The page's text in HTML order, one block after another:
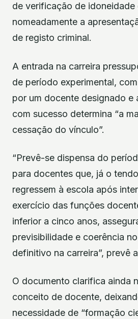
de verificação de idoneidade
nomeadamente a
de registo criminal.
A entrada na carreira
de período experimental,
por um docente designado e
com sucesso determina “a
cessação do vínculo”.
“Prevê-se dispensa do
para docentes que, já o
regressem à escola após
exercício das funções
inferior a cinco anos,
previsibilidade e coerência
definitivo na carreira”, prevê
O documento clarifica ainda
conceito de docente,
necessidade de “formação